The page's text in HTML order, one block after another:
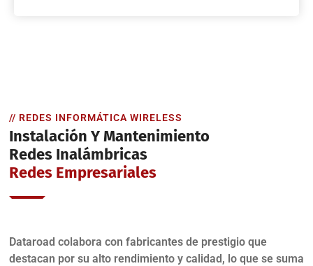
// REDES INFORMÁTICA WIRELESS
Instalación Y Mantenimiento
Redes Inalámbricas
Redes Empresariales
Dataroad colabora con fabricantes de prestigio que
destacan por su alto rendimiento y calidad, lo que se suma